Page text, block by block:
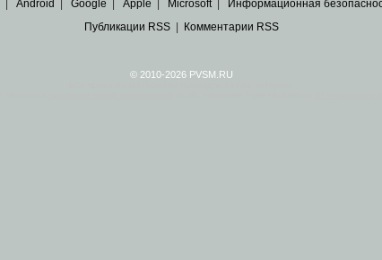
Android Google Apple Microsoft| Информационная
Публикации RSS| Комментарии RSS
© 2010-2026 PVSM.RU